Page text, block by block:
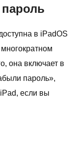
в iPadOS
она включает в
пароль»,
iPad, если вы